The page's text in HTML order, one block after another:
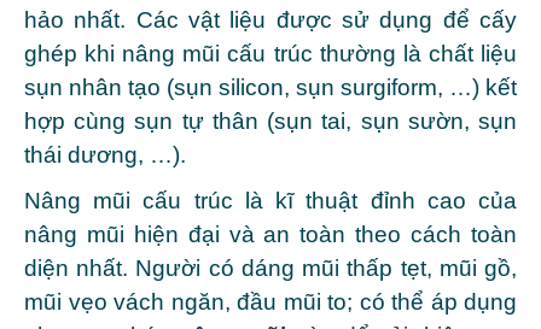
hảo nhất. Các vật liệu được sử dụng để cấy
ghép khi nâng mũi cấu trúc thường là chất liệu
sụn nhân tạo (sụn silicon, sụn surgiform, …) kết
hợp cùng sụn tự thân (sụn tai, sụn sườn, sụn
thái dương, …).
Nâng mũi cấu trúc là kĩ thuật đỉnh cao của
nâng mũi hiện đại và an toàn theo cách toàn
diện nhất. Người có dáng mũi thấp tẹt, mũi gồ,
mũi vẹo vách ngăn, đầu mũi to; có thể áp dụng